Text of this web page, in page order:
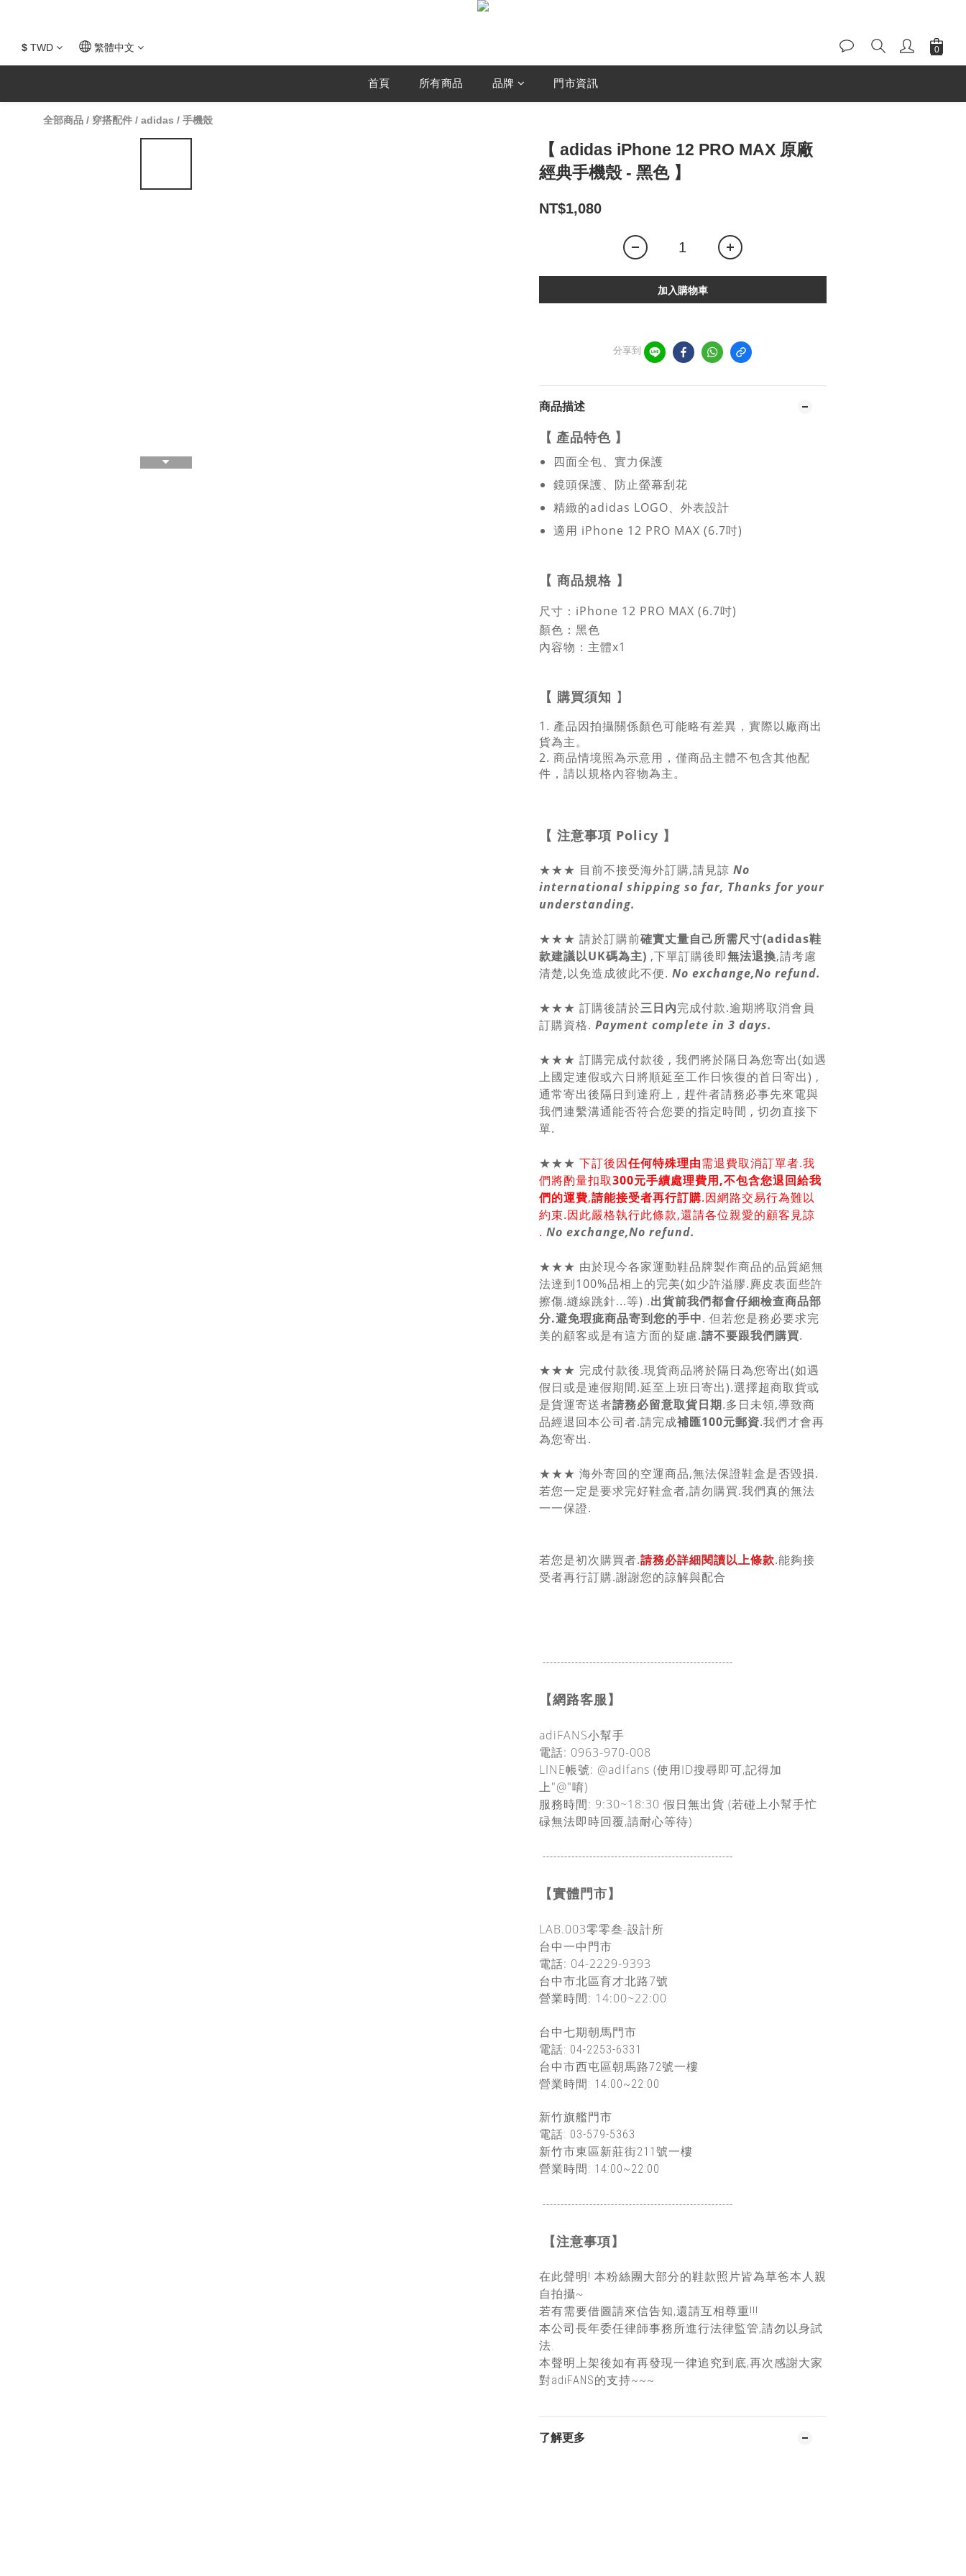
$ TWD 繁體中文
首頁 所有商品 品牌 門市資訊
全部商品 / 穿搭配件 / adidas / 手機殼
【 adidas iPhone 12 PRO MAX 原廠
經典手機殼 - 黑色 】
NT$1,080
加入購物車
分享到
商品描述
【 產品特色】
四面全包、實力保護
鏡頭保護、防止螢幕刮花
精緻的adidas LOGO、 外表設計
適用 iPhone 12 PRO MAX (6.7吋)
【 商品規格 】
尺寸： iPhone 12 PRO MAX (6.7吋)
顏色：黑色
內容物：主體x1
【 購買須知 】
1. 產品因拍攝關係顏色可能略有差異，實際以廠商出
貨為主。
2. 商品情境照為示意用，僅商品主體不包含其他配
件，請以規格內容物為主。
【 注意事項 Policy 】
★★★ 目前不接受海外訂購,請見諒 No
international shipping so far, Thanks for your
understanding.
★★★ 請於訂購前確實丈量自己所需尺寸(adidas鞋
款建議以UK碼為主) ,下單訂購後即無法退換,請考慮
清楚,以免造成彼此不便. No exchange,No refund.
★★★ 訂購後請於三日內完成付款.逾期將取消會員
訂購資格. Payment complete in 3 days.
★★★ 訂購完成付款後 , 我們將於隔日為您寄出(如遇
上國定連假或六日將順延至工作日恢復的首日寄出) ,
通常寄出後隔日到達府上 , 趕件者請務必事先來電與
我們連繫溝通能否符合您要的指定時間 , 切勿直接下
單.
★★★ 下訂後因任何特殊理由需退費取消訂單者.我
們將酌量扣取300元手續處理費用,不包含您退回給我
們的運費,請能接受者再行訂購.因網路交易行為難以
約束.因此嚴格執行此條款,還請各位親愛的顧客見諒
. No exchange,No refund.
★★★ 由於現今各家運動鞋品牌製作商品的品質絕無
法達到100%品相上的完美(如少許溢膠.麂皮表面些許
擦傷.縫線跳針...等) .出貨前我們都會仔細檢查商品部
分.避免瑕疵商品寄到您的手中. 但若您是務必要求完
美的顧客或是有這方面的疑慮.請不要跟我們購買.
★★★ 完成付款後.現貨商品將於隔日為您寄出(如遇
假日或是連假期間.延至上班日寄出).選擇超商取貨或
是貨運寄送者請務必留意取貨日期.多日未領,導致商
品經退回本公司者.請完成補匯100元郵資.我們才會再
為您寄出.
★★★ 海外寄回的空運商品,無法保證鞋盒是否毀損.
若您一定是要求完好鞋盒者,請勿購買.我們真的無法
一一保證.
若您是初次購買者.請務必詳細閱讀以上條款.能夠接
受者再行訂購.謝謝您的諒解與配合
-----------------------------------------------------
【網路客服】
adiFANS小幫手
電話: 0963-970-008
LINE帳號: @adifans (使用ID搜尋即可,記得加
上"@"唷)
服務時間: 9:30~18:30 假日無出貨 (若碰上小幫手忙
碌無法即時回覆,請耐心等待)
-----------------------------------------------------
【實體門市】
LAB.003零零叁-設計所
台中一中門市
電話: 04-2229-9393
台中市北區育才北路7號
營業時間: 14:00~22:00
台中七期朝馬門市
電話: 04-2253-6331
台中市西屯區朝馬路72號一樓
營業時間: 14:00~22:00
新竹旗艦門市
電話: 03-579-5363
新竹市東區新莊街211號一樓
營業時間: 14:00~22:00
-----------------------------------------------------
【注意事項】
在此聲明! 本粉絲團大部分的鞋款照片皆為草爸本人親
自拍攝~
若有需要借圖請來信告知,還請互相尊重!!!
本公司長年委任律師事務所進行法律監管,請勿以身試
法.
本聲明上架後如有再發現一律追究到底,再次感謝大家
對adiFANS的支持~~~
了解更多